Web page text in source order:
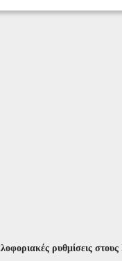
ρυθμίσεις στους